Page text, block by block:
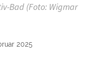
Bad (Foto: Wigmar
2025